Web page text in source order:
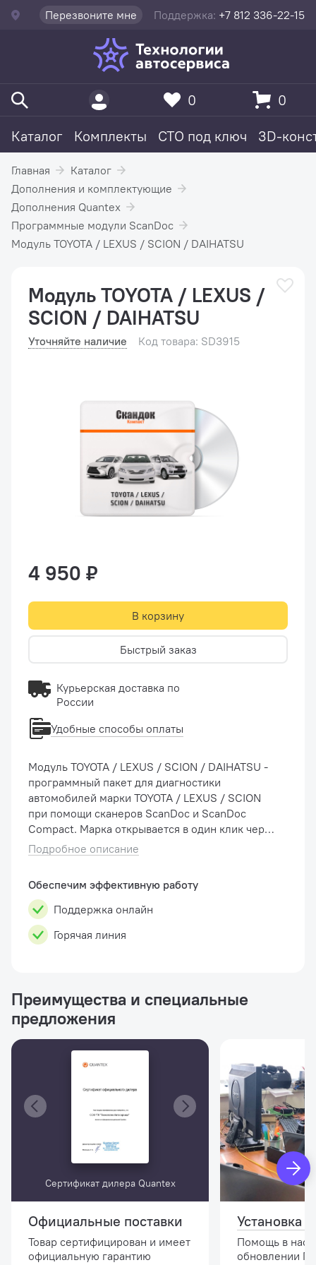
Перезвоните мне Поддержка: +7 812 336-22-15
Каталог Комплекты СТО под ключ 3D-
0 0
Главная
Каталог
Дополнения и комплектующие
Дополнения Quantex
Программные модули ScanDoc
Модуль TOYOTA / LEXUS / SCION / DAIHATSU
Модуль TOYOTA / LEXUS /
SCION / DAIHATSU
Уточняйте наличие Код товара: SD3915
Модуль TOYOTA / LEXUS / SCION / DAIHATSU -
программный пакет для диагностики
автомобилей марки TOYOTA / LEXUS / SCION
при помощи сканеров ScanDoc и ScanDoc
Compact. Марка открывается в один клик через
интернет. Заново загружать программу
ScanDoc с сайта и устанавливать ее не нужно.
Подробное описание
Обеспечим эффективную работу
Поддержка онлайн
Горячая линия
4 950 ₽
В корзину
Быстрый заказ
Курьерская доставка по
России
Удобные способы оплаты
Преимущества и специальные
предложения
Сертификат дилера Quantex
Официальные поставки
Товар сертифицирован и имеет
официальную гарантию
Установка
Помощь в
обновлении